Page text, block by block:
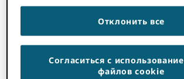
финансирование, экспертную
исследовательские ресурсы,
обществе, отличия и другую
инфраструктуру.
Соединения выполняются с
Отклонить все
Согласиться с
файлов cookie